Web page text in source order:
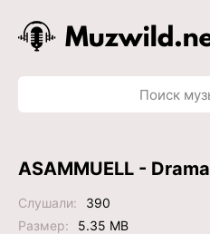
ASAMMUELL - Drama
Слушали:
390
Размер:
5.35 MB